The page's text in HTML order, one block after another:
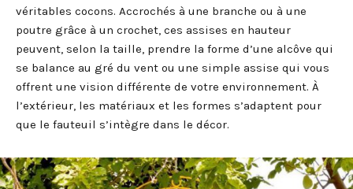
véritables cocons. Accrochés à une branche ou à une
poutre grâce à un crochet, ces assises en hauteur
peuvent, selon la taille, prendre la forme d’une alcôve qui
se balance au gré du vent ou une simple assise qui vous
offrent une vision différente de votre environnement. À
l’extérieur, les matériaux et les formes s’adaptent pour
que le fauteuil s’intègre dans le décor.